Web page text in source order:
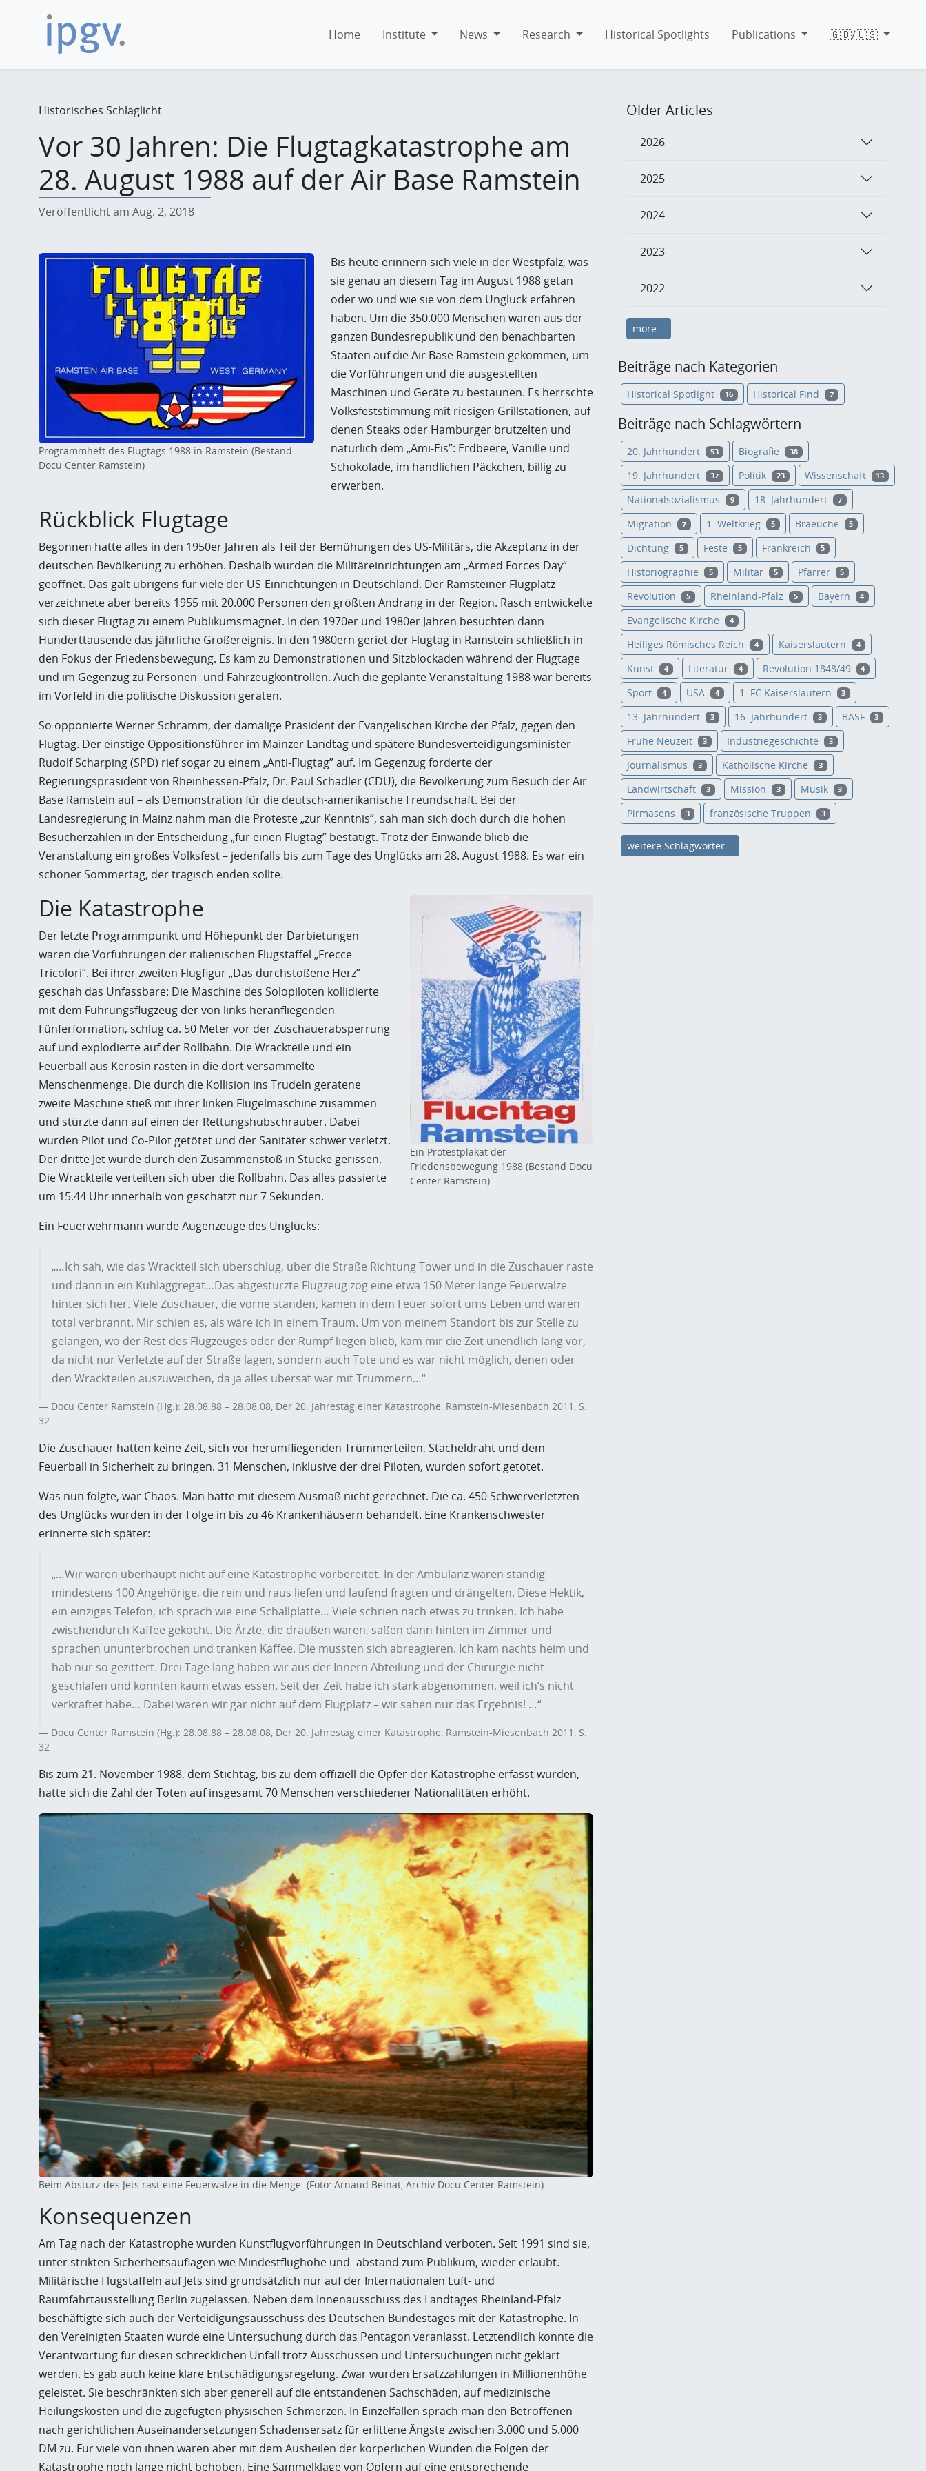
Home Institute News Research Historical Spotlights Publications 🇬🇧/🇺🇸
Historisches Schlaglicht
Vor 30 Jahren: Die Flugtagkatastrophe am
28. August 1988 auf der Air Base Ramstein
Veröffentlicht am Aug. 2, 2018
Programmheft des Flugtags 1988 in Ramstein (Bestand
Docu Center Ramstein)
Bis heute erinnern sich viele in der Westpfalz, was
sie genau an diesem Tag im August 1988 getan
oder wo und wie sie von dem Unglück erfahren
haben. Um die 350.000 Menschen waren aus der
ganzen Bundesrepublik und den benachbarten
Staaten auf die Air Base Ramstein gekommen, um
die Vorführungen und die ausgestellten
Maschinen und Geräte zu bestaunen. Es herrschte
Volksfeststimmung mit riesigen Grillstationen, auf
denen Steaks oder Hamburger brutzelten und
natürlich dem „Ami-Eis”: Erdbeere, Vanille und
Schokolade, im handlichen Päckchen, billig zu
erwerben.
Rückblick Flugtage
Begonnen hatte alles in den 1950er Jahren als Teil der Bemühungen des US-Militärs, die Akzeptanz in der
deutschen Bevölkerung zu erhöhen. Deshalb wurden die Militäreinrichtungen am „Armed Forces Day“
geöffnet. Das galt übrigens für viele der US-Einrichtungen in Deutschland. Der Ramsteiner Flugplatz
verzeichnete aber bereits 1955 mit 20.000 Personen den größten Andrang in der Region. Rasch entwickelte
sich dieser Flugtag zu einem Publikumsmagnet. In den 1970er und 1980er Jahren besuchten dann
Hunderttausende das jährliche Großereignis. In den 1980ern geriet der Flugtag in Ramstein schließlich in
den Fokus der Friedensbewegung. Es kam zu Demonstrationen und Sitzblockaden während der Flugtage
und im Gegenzug zu Personen- und Fahrzeugkontrollen. Auch die geplante Veranstaltung 1988 war bereits
im Vorfeld in die politische Diskussion geraten.
So opponierte Werner Schramm, der damalige Präsident der Evangelischen Kirche der Pfalz, gegen den
Flugtag. Der einstige Oppositionsführer im Mainzer Landtag und spätere Bundesverteidigungsminister
Rudolf Scharping (SPD) rief sogar zu einem „Anti-Flugtag” auf. Im Gegenzug forderte der
Regierungspräsident von Rheinhessen-Pfalz, Dr. Paul Schädler (CDU), die Bevölkerung zum Besuch der Air
Base Ramstein auf – als Demonstration für die deutsch-amerikanische Freundschaft. Bei der
Landesregierung in Mainz nahm man die Proteste „zur Kenntnis”, sah man sich doch durch die hohen
Besucherzahlen in der Entscheidung „für einen Flugtag” bestätigt. Trotz der Einwände blieb die
Veranstaltung ein großes Volksfest – jedenfalls bis zum Tage des Unglücks am 28. August 1988. Es war ein
schöner Sommertag, der tragisch enden sollte.
Ein Protestplakat der
Friedensbewegung 1988 (Bestand Docu
Center Ramstein)
Die Katastrophe
Der letzte Programmpunkt und Höhepunkt der Darbietungen
waren die Vorführungen der italienischen Flugstaffel „Frecce
Tricolori“. Bei ihrer zweiten Flugfigur „Das durchstoßene Herz”
geschah das Unfassbare: Die Maschine des Solopiloten kollidierte
mit dem Führungsflugzeug der von links heranfliegenden
Fünferformation, schlug ca. 50 Meter vor der Zuschauerabsperrung
auf und explodierte auf der Rollbahn. Die Wrackteile und ein
Feuerball aus Kerosin rasten in die dort versammelte
Menschenmenge. Die durch die Kollision ins Trudeln geratene
zweite Maschine stieß mit ihrer linken Flügelmaschine zusammen
und stürzte dann auf einen der Rettungshubschrauber. Dabei
wurden Pilot und Co-Pilot getötet und der Sanitäter schwer verletzt.
Der dritte Jet wurde durch den Zusammenstoß in Stücke gerissen.
Die Wrackteile verteilten sich über die Rollbahn. Das alles passierte
um 15.44 Uhr innerhalb von geschätzt nur 7 Sekunden.
Ein Feuerwehrmann wurde Augenzeuge des Unglücks:
„…Ich sah, wie das Wrackteil sich überschlug, über die Straße Richtung Tower und in die Zuschauer raste
und dann in ein Kühlaggregat…Das abgestürzte Flugzeug zog eine etwa 150 Meter lange Feuerwalze
hinter sich her. Viele Zuschauer, die vorne standen, kamen in dem Feuer sofort ums Leben und waren
total verbrannt. Mir schien es, als wäre ich in einem Traum. Um von meinem Standort bis zur Stelle zu
gelangen, wo der Rest des Flugzeuges oder der Rumpf liegen blieb, kam mir die Zeit unendlich lang vor,
da nicht nur Verletzte auf der Straße lagen, sondern auch Tote und es war nicht möglich, denen oder
den Wrackteilen auszuweichen, da ja alles übersät war mit Trümmern…“
Docu Center Ramstein (Hg.): 28.08.88 – 28.08.08, Der 20. Jahrestag einer Katastrophe, Ramstein-Miesenbach 2011, S.
32
Die Zuschauer hatten keine Zeit, sich vor herumfliegenden Trümmerteilen, Stacheldraht und dem
Feuerball in Sicherheit zu bringen. 31 Menschen, inklusive der drei Piloten, wurden sofort getötet.
Was nun folgte, war Chaos. Man hatte mit diesem Ausmaß nicht gerechnet. Die ca. 450 Schwerverletzten
des Unglücks wurden in der Folge in bis zu 46 Krankenhäusern behandelt. Eine Krankenschwester
erinnerte sich später:
„…Wir waren überhaupt nicht auf eine Katastrophe vorbereitet. In der Ambulanz waren ständig
mindestens 100 Angehörige, die rein und raus liefen und laufend fragten und drängelten. Diese Hektik,
ein einziges Telefon, ich sprach wie eine Schallplatte… Viele schrien nach etwas zu trinken. Ich habe
zwischendurch Kaffee gekocht. Die Ärzte, die draußen waren, saßen dann hinten im Zimmer und
sprachen ununterbrochen und tranken Kaffee. Die mussten sich abreagieren. Ich kam nachts heim und
hab nur so gezittert. Drei Tage lang haben wir aus der Innern Abteilung und der Chirurgie nicht
geschlafen und konnten kaum etwas essen. Seit der Zeit habe ich stark abgenommen, weil ich’s nicht
verkraftet habe… Dabei waren wir gar nicht auf dem Flugplatz – wir sahen nur das Ergebnis! …“
Docu Center Ramstein (Hg.): 28.08.88 – 28.08.08, Der 20. Jahrestag einer Katastrophe, Ramstein-Miesenbach 2011, S.
32
Bis zum 21. November 1988, dem Stichtag, bis zu dem offiziell die Opfer der Katastrophe erfasst wurden,
hatte sich die Zahl der Toten auf insgesamt 70 Menschen verschiedener Nationalitäten erhöht.
Beim Absturz des Jets rast eine Feuerwalze in die Menge. (Foto: Arnaud Beinat, Archiv Docu Center Ramstein)
Konsequenzen
Am Tag nach der Katastrophe wurden Kunstflugvorführungen in Deutschland verboten. Seit 1991 sind sie,
unter strikten Sicherheitsauflagen wie Mindestflughöhe und -abstand zum Publikum, wieder erlaubt.
Militärische Flugstaffeln auf Jets sind grundsätzlich nur auf der Internationalen Luft- und
Raumfahrtausstellung Berlin zugelassen. Neben dem Innenausschuss des Landtages Rheinland-Pfalz
beschäftigte sich auch der Verteidigungsausschuss des Deutschen Bundestages mit der Katastrophe. In
den Vereinigten Staaten wurde eine Untersuchung durch das Pentagon veranlasst. Letztendlich konnte die
Verantwortung für diesen schrecklichen Unfall trotz Ausschüssen und Untersuchungen nicht geklärt
werden. Es gab auch keine klare Entschädigungsregelung. Zwar wurden Ersatzzahlungen in Millionenhöhe
geleistet. Sie beschränkten sich aber generell auf die entstandenen Sachschäden, auf medizinische
Heilungskosten und die zugefügten physischen Schmerzen. In Einzelfällen sprach man den Betroffenen
nach gerichtlichen Auseinandersetzungen Schadensersatz für erlittene Ängste zwischen 3.000 und 5.000
DM zu. Für viele von ihnen waren aber mit dem Ausheilen der körperlichen Wunden die Folgen der
Katastrophe noch lange nicht behoben. Eine Sammelklage von Opfern auf eine entsprechende
Older Articles
2026
2025
2024
2023
2022
more...
Beiträge nach Kategorien
Historical Spotlight 16 Historical Find 7
Beiträge nach Schlagwörtern
20. Jahrhundert 53 Biografie 38
19. Jahrhundert 37 Politik 23 Wissenschaft 13
Nationalsozialismus 9 18. Jahrhundert 7
Migration 7 1. Weltkrieg 5 Braeuche 5
Dichtung 5 Feste 5 Frankreich 5
Historiographie 5 Militär 5 Pfarrer 5
Revolution 5 Rheinland-Pfalz 5 Bayern 4
Evangelische Kirche 4
Heiliges Römisches Reich 4 Kaiserslautern 4
Kunst 4 Literatur 4 Revolution 1848/49 4
Sport 4 USA 4 1. FC Kaiserslautern 3
13. Jahrhundert 3 16. Jahrhundert 3 BASF 3
Frühe Neuzeit 3 Industriegeschichte 3
Journalismus 3 Katholische Kirche 3
Landwirtschaft 3 Mission 3 Musik 3
Pirmasens 3 französische Truppen 3
weitere Schlagwörter...